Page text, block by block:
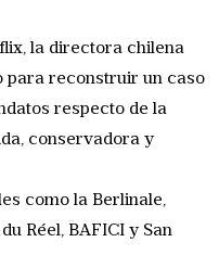
la directora chilena
reconstruir un caso
respecto de la
conservadora y
como la Berlinale,
Réel, BAFICI y San